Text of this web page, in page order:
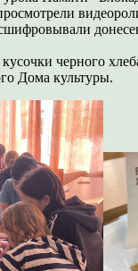
черного
Дома культуры.